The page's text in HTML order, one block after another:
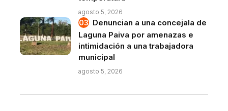
agosto 5, 2026
Denuncian a una concejala de
Laguna Paiva por amenazas e
intimidación a una trabajadora
municipal
agosto 5, 2026